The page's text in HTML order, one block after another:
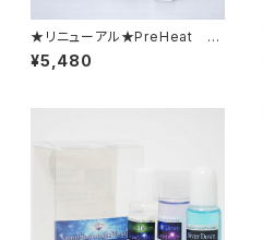
★リニューアル★PreHeat ty
peG （高速仕様）【液体化ホッ
ト＋加速パウダー】
¥5,480